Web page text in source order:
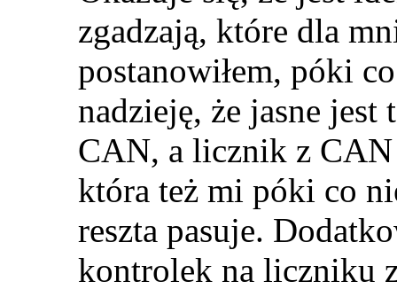
zgadzają, które dla
postanowiłem, póki
nadzieję, że jasne
CAN, a licznik z
która też mi póki co
reszta pasuje.
kontrolek na liczniku